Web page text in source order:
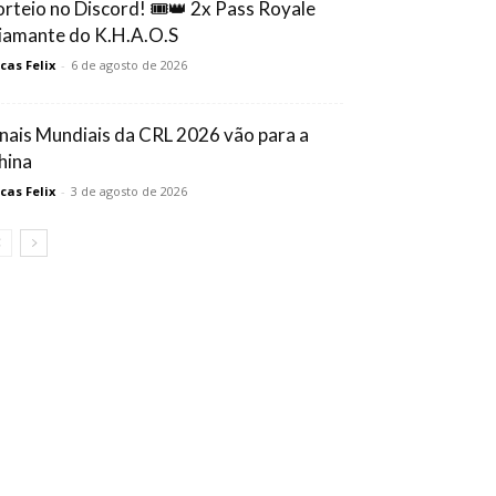
no Discord! 🎟️👑 2x Pass Royale
do K.H.A.O.S
Felix - 6 de agosto de 2026
Mundiais da CRL 2026 vão para a
Felix - 3 de agosto de 2026